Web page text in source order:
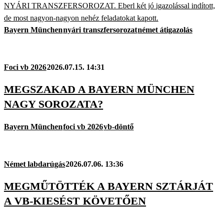
NYÁRI TRANSZFERSOROZAT. Eberl két jó igazolással indított,
de most nagyon-nagyon nehéz feladatokat kapott.
Bayern Münchennyári transzfersorozatnémet átigazolás
Foci vb 20262026.07.15. 14:31
MEGSZAKAD A BAYERN MÜNCHEN
NAGY SOROZATA?
Bayern Münchenfoci vb 2026vb-döntő
Német labdarúgás2026.07.06. 13:36
MEGMŰTÖTTÉK A BAYERN SZTÁRJÁT
A VB-KIESÉST KÖVETŐEN